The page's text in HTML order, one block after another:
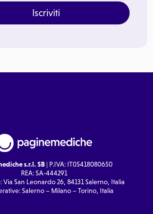
Iscriviti
s.r.l. SB| P.IVA: IT05418080650
REA: SA-444291
Via San Leonardo 26, 84131 Salerno, Italia
Salerno – Milano – Torino, Italia